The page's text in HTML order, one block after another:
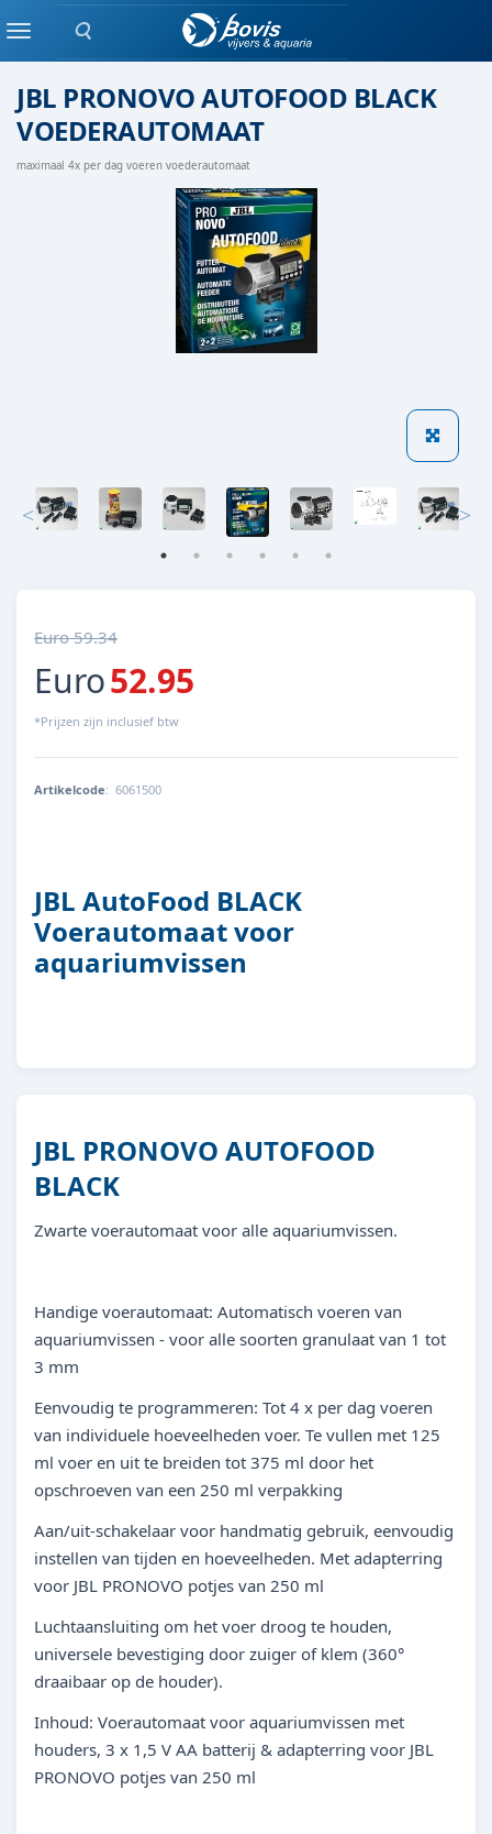
Zoeken
MenuVoerautomaat
JBL PRONOVO AUTOFOOD BLACK
VOEDERAUTOMAAT
maximaal 4x per dag voeren voederautomaat
Euro 59.34
Euro52.95
*Prijzen zijn inclusief btw
Artikelcode: 6061500
JBL AutoFood BLACK
Voerautomaat voor
aquariumvissen
JBL PRONOVO AUTOFOOD
BLACK
Zwarte voerautomaat voor alle aquariumvissen.
Handige voerautomaat: Automatisch voeren van
aquariumvissen - voor alle soorten granulaat van 1 tot
3 mm
Eenvoudig te programmeren: Tot 4 x per dag voeren
van individuele hoeveelheden voer. Te vullen met 125
ml voer en uit te breiden tot 375 ml door het
opschroeven van een 250 ml verpakking
Aan/uit-schakelaar voor handmatig gebruik, eenvoudig
instellen van tijden en hoeveelheden. Met adapterring
voor JBL PRONOVO potjes van 250 ml
Luchtaansluiting om het voer droog te houden,
universele bevestiging door zuiger of klem (360°
draaibaar op de houder).
Inhoud: Voerautomaat voor aquariumvissen met
houders, 3 x 1,5 V AA batterij & adapterring voor JBL
PRONOVO potjes van 250 ml